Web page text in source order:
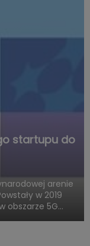
startupu do
arenie
w 2019
obszarze 5G